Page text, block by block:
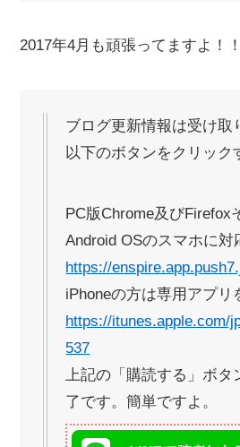
2017年4月も頑張ってますよ！！
ブログ更新情報は受け取
以下のボタンをクリック
PC版Chrome及びFirefox
Android OSのスマホに対
https://
iPhoneの方は専用アプリ
https://itunes.apple.com/
537
上記の「購読する」ボタ
了です。簡単ですよ。